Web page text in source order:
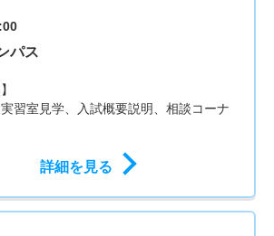
パス
習室見学、入試概要説明、相談コーナ
詳細を見る